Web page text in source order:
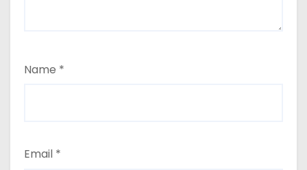
Name *
Email *